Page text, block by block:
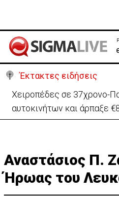
Έκτακτες ειδήσεις
Παραμένει υπό κράτηση
για υπόθεση εκβιασμών
Αναστάσιος Π.
Ήρωας του